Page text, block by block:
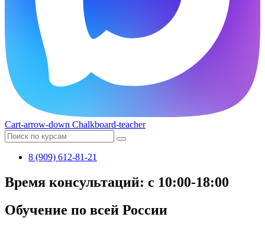
Cart-arrow-down Chalkboard-teacher
8 (909) 612-81-21
Время консультаций: с 10:00-18:00
Обучение по всей России